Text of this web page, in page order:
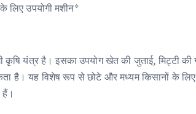
लिए उपयोगी मशीन*
कृषि यंत्र है। इसका उपयोग खेत की जुताई, मिट्टी
है। यह विशेष रूप से छोटे और मध्यम किसानों के